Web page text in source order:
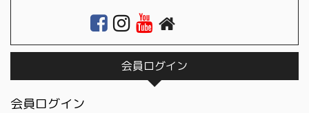
会員ログイン
会員ログイン